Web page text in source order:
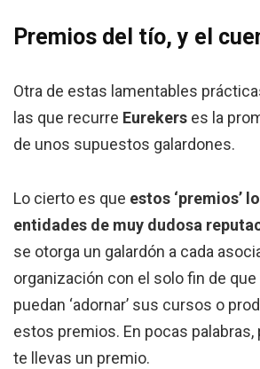
Premios del tío, y el
Otra de estas lamentables
las que recurre Eurekers es la
de unos supuestos galardones.
Lo cierto es que estos ‘premios’
entidades de muy dudosa
se otorga un galardón a cada
organización con el solo fin de
puedan ‘adornar’ sus cursos o
estos premios. En pocas palabras,
te llevas un premio.